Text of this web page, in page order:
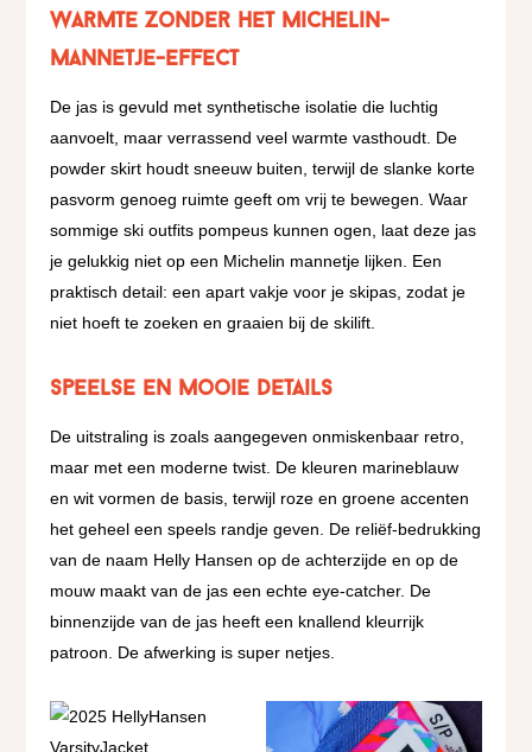
Warmte zonder het Michelin-
mannetje-effect
De jas is gevuld met synthetische isolatie die luchtig
aanvoelt, maar verrassend veel warmte vasthoudt. De
powder skirt houdt sneeuw buiten, terwijl de slanke korte
pasvorm genoeg ruimte geeft om vrij te bewegen. Waar
sommige ski outfits pompeus kunnen ogen, laat deze jas
je gelukkig niet op een Michelin mannetje lijken. Een
praktisch detail: een apart vakje voor je skipas, zodat je
niet hoeft te zoeken en graaien bij de skilift.
Speelse en mooie details
De uitstraling is zoals aangegeven onmiskenbaar retro,
maar met een moderne twist. De kleuren marineblauw
en wit vormen de basis, terwijl roze en groene accenten
het geheel een speels randje geven. De reliëf-bedrukking
van de naam Helly Hansen op de achterzijde en op de
mouw maakt van de jas een echte eye-catcher. De
binnenzijde van de jas heeft een knallend kleurrijk
patroon. De afwerking is super netjes.